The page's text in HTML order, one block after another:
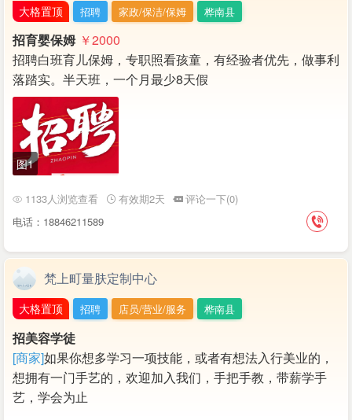
大格置顶 招聘 家政/保洁/保姆 桦南县
招育婴保姆 ￥2000
招聘白班育儿保姆，专职照看孩童，有经验者优先，做事利
落踏实。半天班，一个月最少8天假
图1
1133人浏览查看 有效期2天
评论一下(0)
电话：18846211589
梵上町量肤定制中心
大格置顶 招聘 店员/营业/服务 桦南县
招美容学徒
[商家]如果你想多学习一项技能，或者有想法入行美业的，
想拥有一门手艺的，欢迎加入我们，手把手教，带薪学手
艺，学会为止